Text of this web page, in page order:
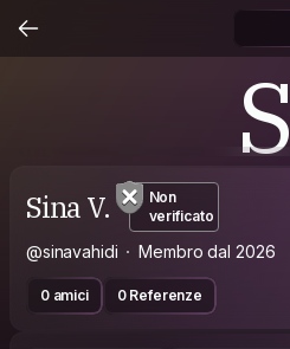
S
Sina V.
Non
verificato
@sinavahidi Membro dal 2026
0 amici 0 Referenze